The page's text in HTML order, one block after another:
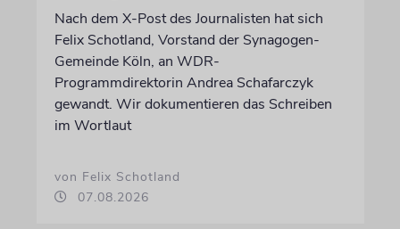
Nach dem X-Post des Journalisten hat sich
Felix Schotland, Vorstand der Synagogen-
Gemeinde Köln, an WDR-
Programmdirektorin Andrea Schafarczyk
gewandt. Wir dokumentieren das Schreiben
im Wortlaut
von Felix Schotland
07.08.2026